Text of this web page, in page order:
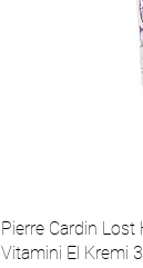
Pierre Cardin Lost
Vitamini El Kremi